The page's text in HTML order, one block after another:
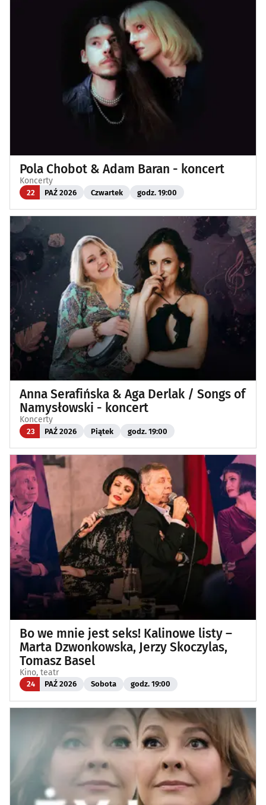
Pola Chobot & Adam Baran - koncert
Koncerty
22 PAŹ 2026 Czwartek godz. 19:00
Anna Serafińska & Aga Derlak / Songs of
Namysłowski - koncert
Koncerty
23 PAŹ 2026 Piątek godz. 19:00
Bo we mnie jest seks! Kalinowe listy –
Marta Dzwonkowska, Jerzy Skoczylas,
Tomasz Basel
Kino, teatr
24 PAŹ 2026 Sobota godz. 19:00